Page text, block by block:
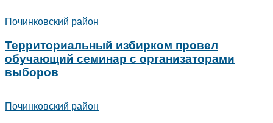
Починковский район
Территориальный избирком провел
обучающий семинар с организаторами
выборов
Починковский район